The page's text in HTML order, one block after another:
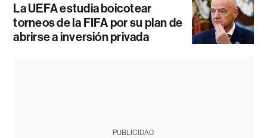
La UEFA estudia boicotear
torneos de la FIFA por su plan de
abrirse a inversión privada
PUBLICIDAD